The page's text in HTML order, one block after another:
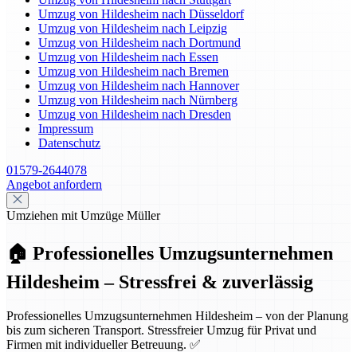
Umzug von Hildesheim nach Düsseldorf
Umzug von Hildesheim nach Leipzig
Umzug von Hildesheim nach Dortmund
Umzug von Hildesheim nach Essen
Umzug von Hildesheim nach Bremen
Umzug von Hildesheim nach Hannover
Umzug von Hildesheim nach Nürnberg
Umzug von Hildesheim nach Dresden
Impressum
Datenschutz
01579-2644078
Angebot anfordern
Umziehen mit Umzüge Müller
🏠 Professionelles Umzugsunternehmen
Hildesheim – Stressfrei & zuverlässig
Professionelles Umzugsunternehmen Hildesheim – von der Planung
bis zum sicheren Transport. Stressfreier Umzug für Privat und
Firmen mit individueller Betreuung. ✅